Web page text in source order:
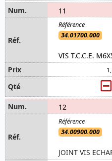
11
34.01700.000
VIS T.C.C.E.
12
34.00900.000
JOINT VIS